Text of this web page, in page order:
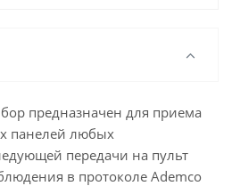
предназначен для приема
панелей любых
передачи на пульт
в протоколе Ademco